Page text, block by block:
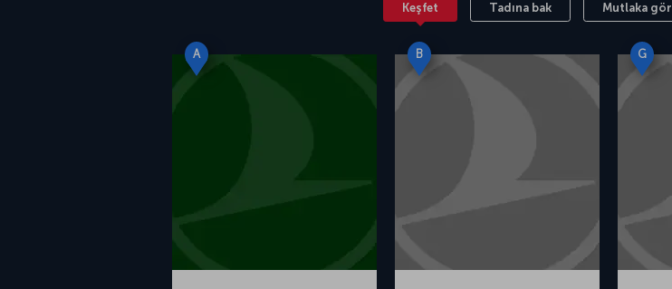
Keşfet Tadına bak Mutlaka gör
A B G